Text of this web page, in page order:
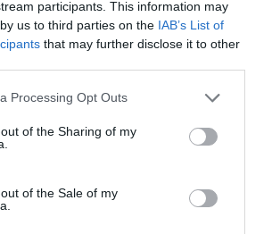
participants. This information may
us to third parties on the IAB’s List of
that may further disclose it to other
website/app uses one or more Google
visit or usage behaviour. You may click to
to Google and its third-party tags to
specified purposes in below Google
Processing Opt Outs
of the Sharing of my
of the Sale of my
οι Ουκρανοί:
προώθηση των Ρώσων (βίντεο)